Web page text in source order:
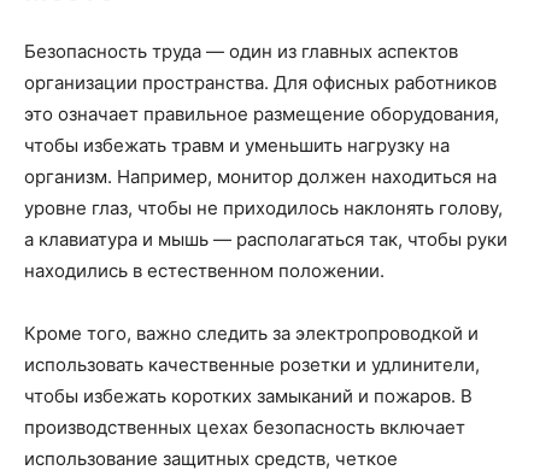
Безопасность труда — один из главных аспектов
организации пространства. Для офисных работников
это означает правильное размещение оборудования,
чтобы избежать травм и уменьшить нагрузку на
организм. Например, монитор должен находиться на
уровне глаз, чтобы не приходилось наклонять голову,
а клавиатура и мышь — располагаться так, чтобы руки
находились в естественном положении.
Кроме того, важно следить за электропроводкой и
использовать качественные розетки и удлинители,
чтобы избежать коротких замыканий и пожаров. В
производственных цехах безопасность включает
использование защитных средств, четкое